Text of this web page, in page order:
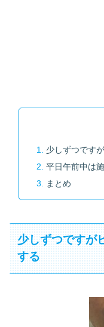
少しずつです
平日午前中は
まとめ
少しずつですが
する